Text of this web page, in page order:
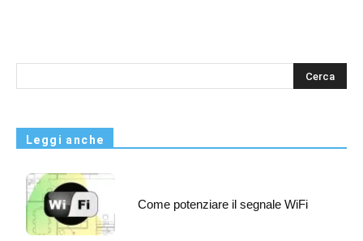
s
Leggi anche
Come potenziare il segnale WiFi